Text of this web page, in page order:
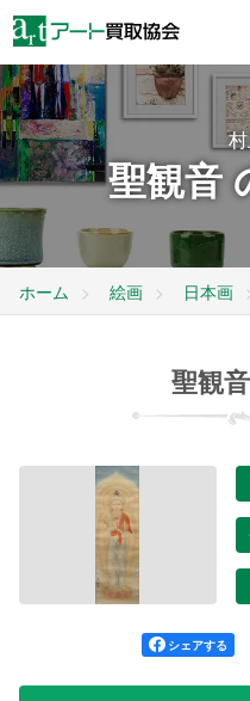
聖観音
ホーム 絵画 日本画
聖観
シェアする